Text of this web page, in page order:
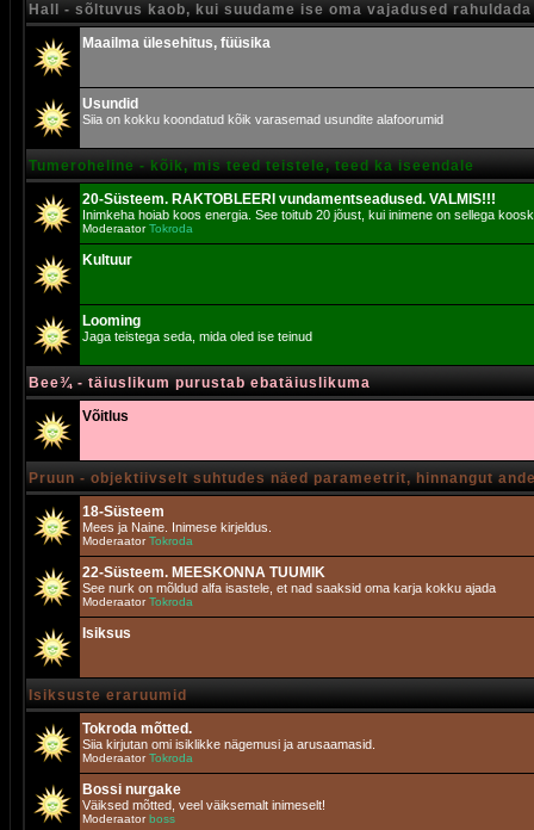
Hall - sõltuvus kaob, kui suudame ise oma vajadused rahuldada
Maailma ülesehitus, füüsika
Usundid
Siia on kokku koondatud kõik varasemad usundite alafoorumid
Tumeroheline - kõik, mis teed teistele, teed ka iseendale
20-Süsteem. RAKTOBLEERI vundamentseadused. VALMIS!!!
Inimkeha hoiab koos energia. See toitub 20 jõust, kui inimene on sellega
ModeraatorTokroda
Kultuur
Looming
Jaga teistega seda, mida oled ise teinud
Bee¾ - täiuslikum purustab ebatäiuslikuma
Võitlus
Pruun - objektiivselt suhtudes näed parameetrit, hinnangut
18-Süsteem
Mees ja Naine. Inimese kirjeldus.
ModeraatorTokroda
22-Süsteem. MEESKONNA TUUMIK
See nurk on mõldud alfa isastele, et nad saaksid oma karja kokku ajada
ModeraatorTokroda
Isiksus
Isiksuste eraruumid
Tokroda mõtted.
Siia kirjutan omi isiklikke nägemusi ja arusaamasid.
ModeraatorTokroda
Bossi nurgake
Väiksed mõtted, veel väiksemalt inimeselt!
Moderaatorboss